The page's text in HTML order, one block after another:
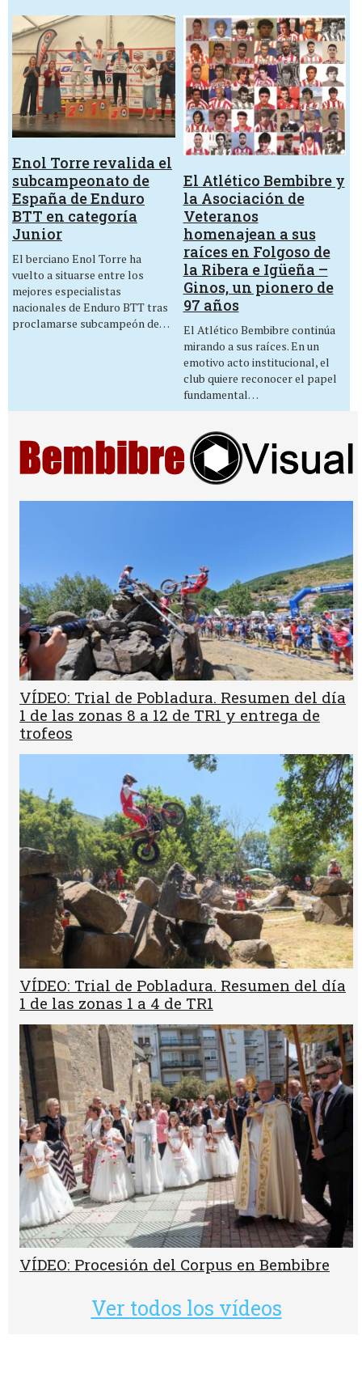
Enol Torre revalida el
subcampeonato de
España de Enduro
BTT en categoría
Junior
El berciano Enol Torre ha
vuelto a situarse entre los
mejores especialistas
nacionales de Enduro BTT tras
proclamarse subcampeón de…
El Atlético Bembibre y
la Asociación de
Veteranos
homenajean a sus
raíces en Folgoso de
la Ribera e Igüeña –
Ginos, un pionero de
97 años
El Atlético Bembibre continúa
mirando a sus raíces. En un
emotivo acto institucional, el
club quiere reconocer el papel
fundamental…
VÍDEO: Trial de Pobladura. Resumen del día
1 de las zonas 8 a 12 de TR1 y entrega de
trofeos
VÍDEO: Trial de Pobladura. Resumen del día
1 de las zonas 1 a 4 de TR1
VÍDEO: Procesión del Corpus en Bembibre
Ver todos los vídeos